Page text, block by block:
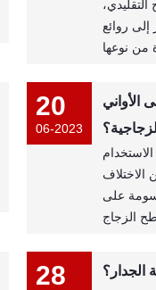
روائع
20
06-2023
الأواني
الزجاجية؟
الاختلاف
على
28 الجدار؟